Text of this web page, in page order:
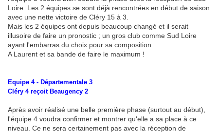
Loire. Les 2 équipes se sont déjà rencontrées en début de saison
avec une nette victoire de Cléry 15 à 3.
Mais les 2 équipes ont depuis beaucoup changé et il serait
illusoire de faire un pronostic ; un gros club comme Sud Loire
ayant l'embarras du choix pour sa composition.
A Laurent et sa bande de faire le maximum !
Equipe 4 - Départementale 3
Cléry 4 reçoit Beaugency 2
Après avoir réalisé une belle première phase (surtout au début),
l'équipe 4 voudra confirmer et montrer qu'elle a sa place à ce
niveau. Ce ne sera certainement pas avec la réception de